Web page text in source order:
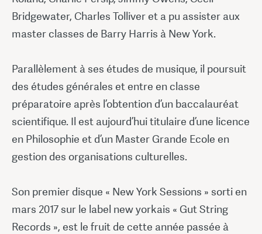
Bridgewater, Charles Tolliver et a pu assister aux
master classes de Barry Harris à New York.
Parallèlement à ses études de musique, il poursuit
des études générales et entre en classe
préparatoire après l’obtention d’un baccalauréat
scientifique. Il est aujourd’hui titulaire d’une licence
en Philosophie et d’un Master Grande Ecole en
gestion des organisations culturelles.
Son premier disque « New York Sessions » sorti en
mars 2017 sur le label new yorkais « Gut String
Records », est le fruit de cette année passée à